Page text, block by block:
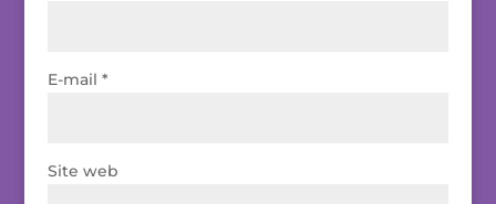
E-mail *
Site web